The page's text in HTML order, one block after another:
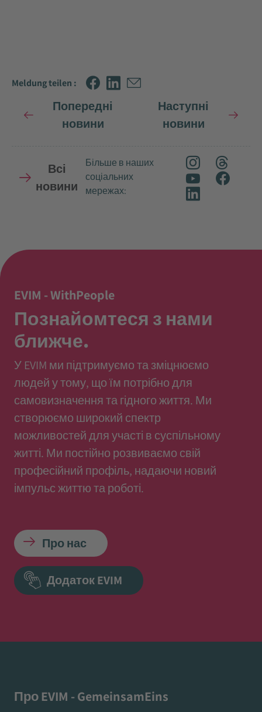
Meldung teilen :
Попередні
новини
Наступні
новини
Всі
новини
Більше в наших
соціальних
мережах:
EVIM - WithPeople
Познайомтеся з нами
ближче.
У EVIM ми підтримуємо та зміцнюємо
людей у тому, що їм потрібно для
самовизначення та гідного життя. Ми
створюємо широкий спектр
можливостей для участі в суспільному
житті. Ми постійно розвиваємо свій
професійний профіль, надаючи новий
імпульс життю та роботі.
Про нас
Додаток EVIM
Про EVIM - GemeinsamEins